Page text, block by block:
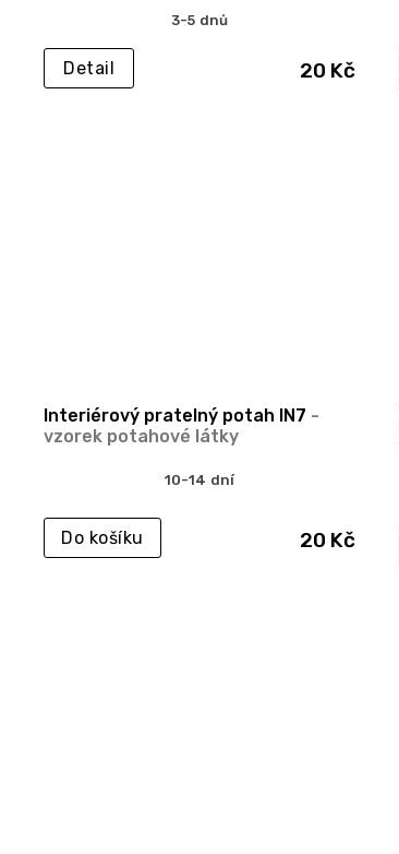
3-5 dnů
20 Kč
Detail
Interiérový pratelný potah IN7 -
vzorek potahové látky
10-14 dní
20 Kč
Do košíku